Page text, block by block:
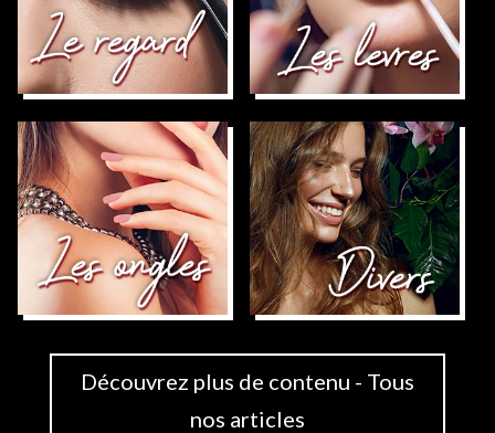
Découvrez plus de contenu - Tous
nos articles